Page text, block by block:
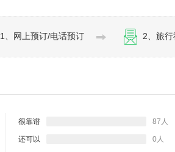
1、网上预订/电话预订 2、旅
很靠谱 87人
还可以 0人